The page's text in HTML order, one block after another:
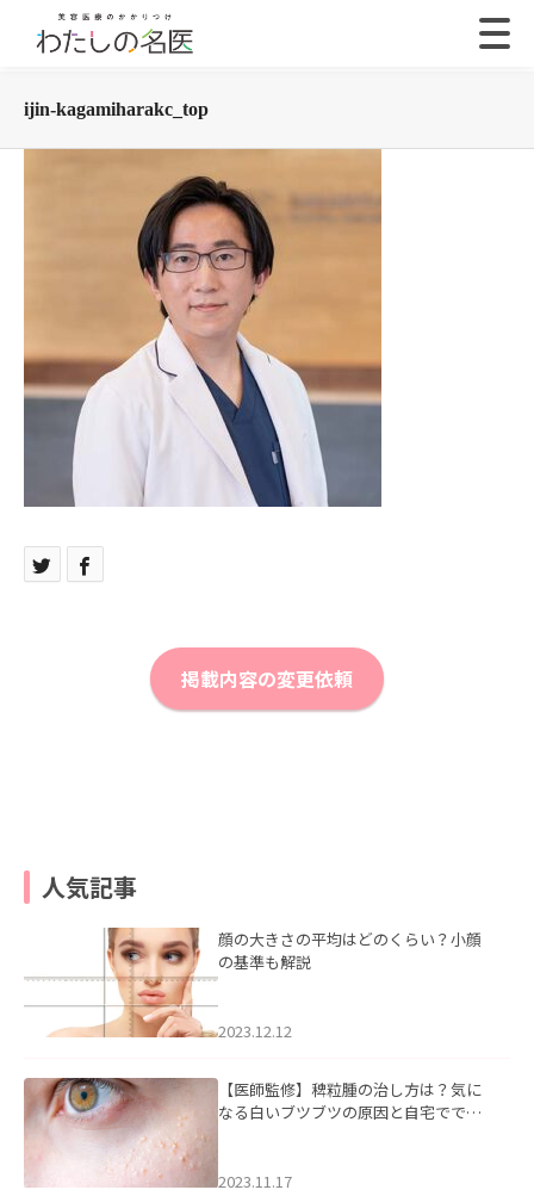
ijin-kagamiharakc_top
掲載内容の変更依頼
人気記事
顔の大きさの平均はどのくらい？小顔
の基準も解説
2023.12.12
【医師監修】稗粒腫の治し方は？気に
なる白いブツブツの原因と自宅ででき
2023.11.17